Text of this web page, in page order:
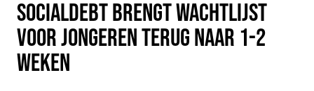
PLINKR NAZORG
SOCIALDEBT
DOORBRAAKMETHODE
SOCIALDEBT BRENGT WACHTLIJST
VOOR JONGEREN TERUG NAAR 1-2
WEKEN